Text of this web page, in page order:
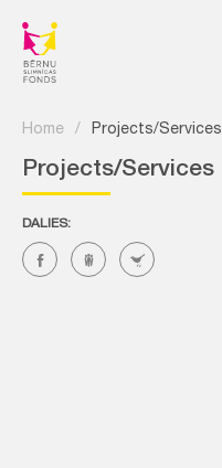
Home / Projects/Services
Projects/Services
DALIES: